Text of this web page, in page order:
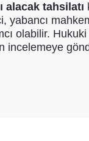
alacak tahsilatı
yabancı
olabilir.
incelemeye